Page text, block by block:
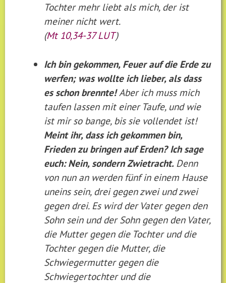
Tochter mehr liebt als mich, der ist
meiner nicht wert.
(Mt 10,34-37 LUT)
Ich bin gekommen, Feuer auf die Erde zu
werfen; was wollte ich lieber, als dass
es schon brennte!Aber ich muss mich
taufen lassen mit einer Taufe, und wie
ist mir so bange, bis sie vollendet ist!
Meint ihr, dass ich gekommen bin,
Frieden zu bringen auf Erden? Ich sage
euch: Nein, sondern Zwietracht. Denn
von nun an werden fünf in einem Hause
uneins sein, drei gegen zwei und zwei
gegen drei. Es wird der Vater gegen den
Sohn sein und der Sohn gegen den Vater,
die Mutter gegen die Tochter und die
Tochter gegen die Mutter, die
Schwiegermutter gegen die
Schwiegertochter und die